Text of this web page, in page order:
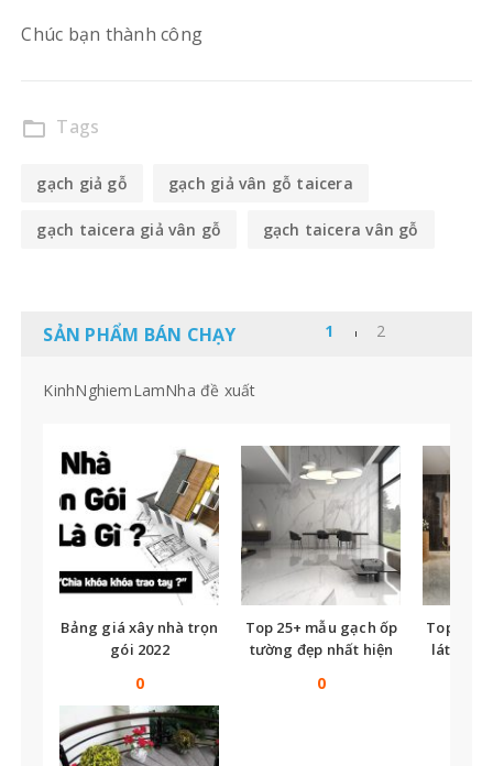
Chúc bạn thành công
folder_open Tags
gạch giả gỗ gạch giả vân gỗ taicera
gạch taicera giả vân gỗ gạch taicera vân gỗ
SẢN PHẨM BÁN CHẠY
KinhNghiemLamNha đề xuất
Bảng giá xây nhà trọn
gói 2022
0
Top 25+ mẫu gạch ốp
tường đẹp nhất hiện
0
Top
lát nền